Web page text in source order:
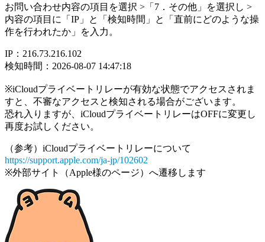
お問い合わせ内容の項目を選択 >「7．その他」を選択し >
内容の項目に「IP」と「検知時間」と「直前にどのような操
作を行われたか」を入力。
IP：216.73.216.102
検知時間：2026-08-07 14:47:18
※iCloudプライベートリレーが有効な状態でアクセスされま
すと、不審なアクセスと検知される場合がございます。
恐れ入りますが、iCloudプライベートリレーはOFFに変更し
再度お試しください。
（参考）iCloudプライベートリレーについて
https://support.apple.com/ja-jp/102602
※外部サイト（Apple様のページ）へ遷移します